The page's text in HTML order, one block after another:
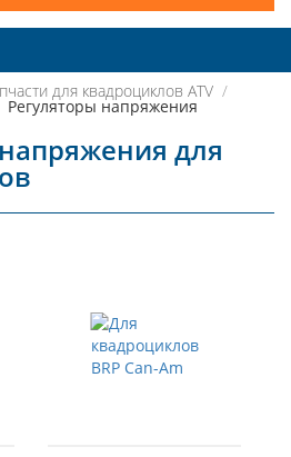
для квадроциклов ATV
Регуляторы напряжения
для